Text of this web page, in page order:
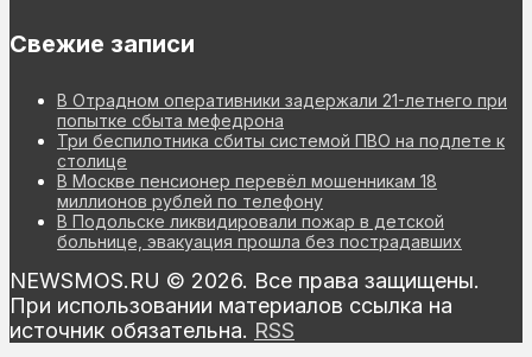
Свежие записи
В Отрадном оперативники задержали 21-летнего при
попытке сбыта мефедрона
Три беспилотника сбиты системой ПВО на подлете к
столице
В Москве пенсионер перевёл мошенникам 18
миллионов рублей по телефону
В Подольске ликвидировали пожар в детской
больнице, эвакуация прошла без пострадавших
NEWSMOS.RU © 2026. Все права защищены.
При использовании материалов ссылка на
источник обязательна. RSS